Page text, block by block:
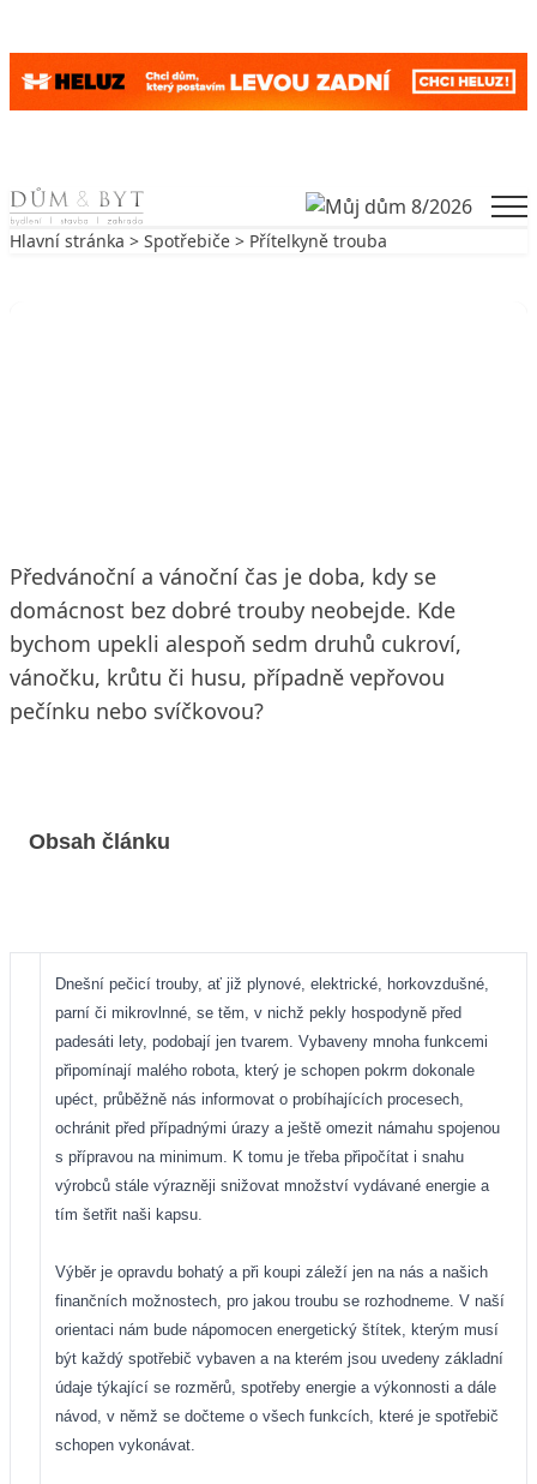
Skip to content
Hlavní stránka > Spotřebiče > Přítelkyně trouba
Předvánoční a vánoční čas je doba, kdy se
domácnost bez dobré trouby neobejde. Kde
bychom upekli alespoň sedm druhů cukroví,
vánočku, krůtu či husu, případně vepřovou
pečínku nebo svíčkovou?
Obsah článku
Dnešní pečicí trouby, ať již plynové, elektrické, horkovzdušné,
parní či mikrovlnné, se těm, v nichž pekly hospodyně před
padesáti lety, podobají jen tvarem. Vybaveny mnoha funkcemi
připomínají malého robota, který je schopen pokrm dokonale
upéct, průběžně nás informovat o probíhajících procesech,
ochránit před případnými úrazy a ještě omezit námahu spojenou
s přípravou na minimum. K tomu je třeba připočítat i snahu
výrobců stále výrazněji snižovat množství vydávané energie a
tím šetřit naši kapsu.
Výběr je opravdu bohatý a při koupi záleží jen na nás a našich
finančních možnostech, pro jakou troubu se rozhodneme. V naší
orientaci nám bude nápomocen energetický štítek, kterým musí
být každý spotřebič vybaven a na kterém jsou uvedeny základní
údaje týkající se rozměrů, spotřeby energie a výkonnosti a dále
návod, v němž se dočteme o všech funkcích, které je spotřebič
schopen vykonávat.